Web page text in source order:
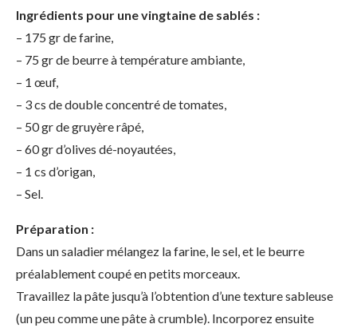
Ingrédients pour une vingtaine de sablés :
– 175 gr de farine,
– 75 gr de beurre à température ambiante,
– 1 œuf,
– 3 cs de double concentré de tomates,
– 50 gr de gruyère râpé,
– 60 gr d’olives dé-noyautées,
– 1 cs d’origan,
– Sel.
Préparation :
Dans un saladier mélangez la farine, le sel, et le beurre
préalablement coupé en petits morceaux.
Travaillez la pâte jusqu’à l’obtention d’une texture sableuse
(un peu comme une pâte à crumble). Incorporez ensuite